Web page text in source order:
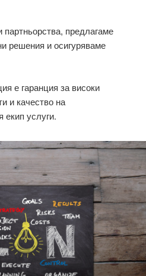
предлагаме
решения и осигуряваме
е гаранция за високи
и качество на
екип услуги.